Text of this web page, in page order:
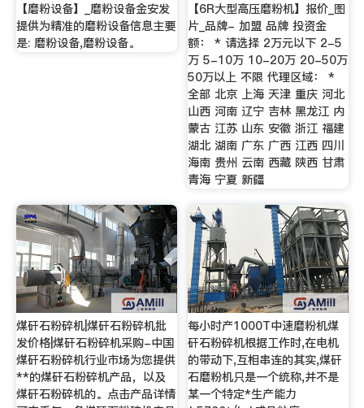
【磨粉设备】_磨粉设备金安发
提供为精准的磨粉设备信息主要
是: 磨粉设备,磨粉设备。
【6R大型高压磨粉机】报价_图
片_品牌- 加盟 品牌 投资金
额： * 请选择 2万元以下 2-5
万 5-10万 10-20万 20-50万
50万以上 不限 代理区域： *
全部 北京 上海 天津 重庆 河北
山西 河南 辽宁 吉林 黑龙江 内
蒙古 江苏 山东 安徽 浙江 福建
湖北 湖南 广东 广西 江西 四川
海南 贵州 云南 西藏 陕西 甘肃
青海 宁夏 新疆
煤矸石粉碎机|煤矸石粉碎机批
发价格|煤矸石粉碎机采购-中国
煤矸石粉碎机行业市场为您提供
**的煤矸石粉碎机产品，以及
煤矸石粉碎机的。点击产品详情
每小时产1000T中速磨粉机煤
矸石粉碎机根据工作时,在电机
的带动下,互相串连的其实,煤矸
石磨粉机只是一个统称,并不是
某一个特定*生产能力